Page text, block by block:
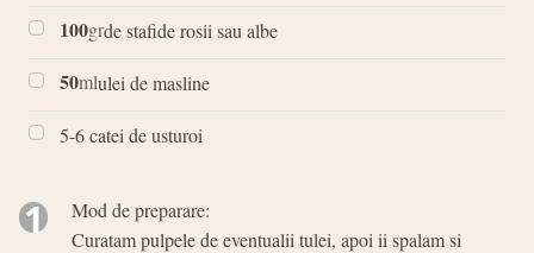
100grde stafide rosii sau albe
50mlulei de masline
5-6 catei de usturoi
1
Mod de preparare:
Curatam pulpele de eventualii tulei, apoi ii spalam si